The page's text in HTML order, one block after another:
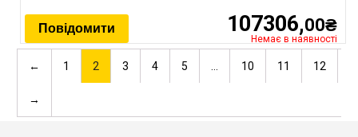
107306,00₴
Немає в наявності
Повідомити
← 1 2 3 4 5 10 11 12
→